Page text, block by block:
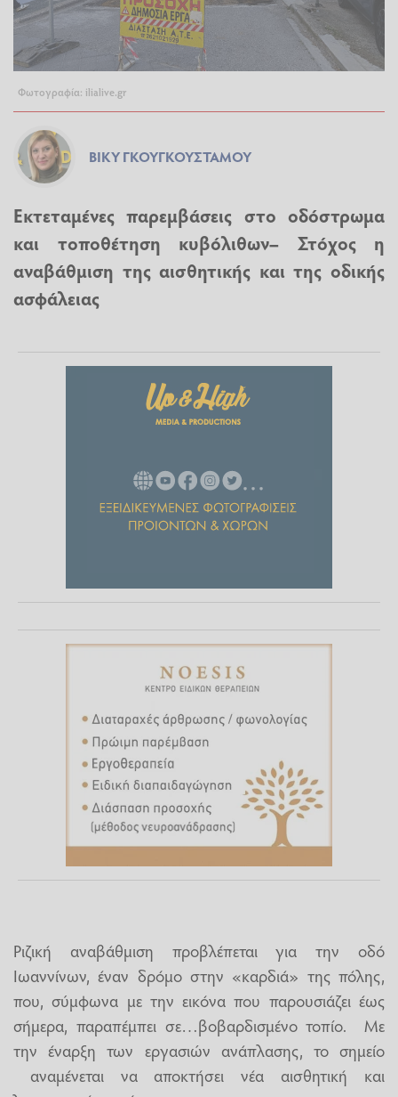
Φωτογραφία: ilialive.gr
ΒΊΚΥ ΓΚΟΥΓΚΟΥΣΤΆΜΟΥ
Εκτεταμένες παρεμβάσεις στο οδόστρωμα
και τοποθέτηση κυβόλιθων– Στόχος η
αναβάθμιση της αισθητικής και της οδικής
ασφάλειας
Ριζική αναβάθμιση προβλέπεται για την οδό
Ιωαννίνων, έναν δρόμο στην «καρδιά» της πόλης,
που, σύμφωνα με την εικόνα που παρουσιάζει έως
σήμερα, παραπέμπει σε…βοβαρδισμένο τοπίο. Με
την έναρξη των εργασιών ανάπλασης, το σημείο
αναμένεται να αποκτήσει νέα αισθητική και